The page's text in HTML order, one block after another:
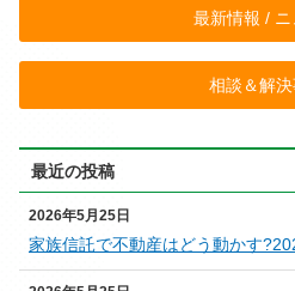
最新情報 / ニ
相談＆解決
最近の投稿
家族信託で不動産はどう動かす
2026年5月25日